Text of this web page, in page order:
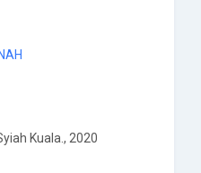
Kuala., 2020